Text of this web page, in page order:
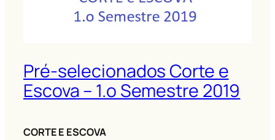
Pré-selecionados Corte e
Escova – 1.o Semestre 2019
CORTE E ESCOVA